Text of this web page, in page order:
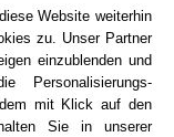
und ich
an meinem
Website weiterhin
zu. Unser Partner
einzublenden und
Personalisierungs-
mit Klick auf den
Sie in unserer